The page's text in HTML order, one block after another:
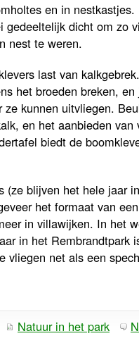
en in
gedeeltelijk dicht om zo
nest te weren.
last van
het broeden breken,
kunnen uitvliegen.
en het aanbieden van
biedt de
(ze blijven het hele jaar
het formaat van
in villawijken. In het
in het Rembrandtpark
vliegen net als een
Natuur in het park